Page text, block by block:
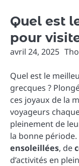
Quel est
pour
avril 24, 2025
Quel est le
grecques ?
ces joyaux de la
voyageurs
pleinement de
la bonne
ensoleillées, de
d’activités en